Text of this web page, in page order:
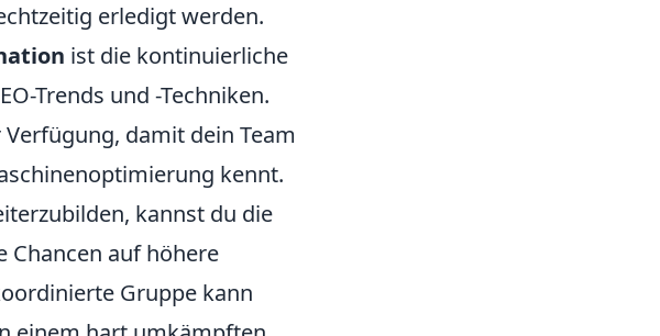
erledigt werden.
ist die kontinuierliche
Trends und -Techniken.
damit dein Team
kennt.
kannst du die
Chancen auf höhere
Gruppe kann